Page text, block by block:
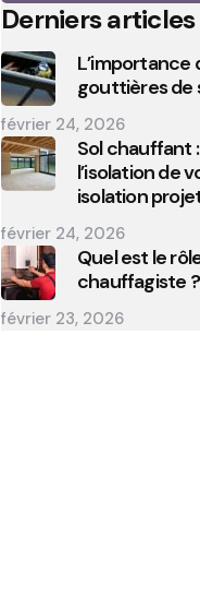
Derniers articles
L’importance
gouttières de
février 24, 2026
Sol chauffant
l’isolation de
isolation
février 24, 2026
Quel est le
chauffagiste ?
février 23, 2026